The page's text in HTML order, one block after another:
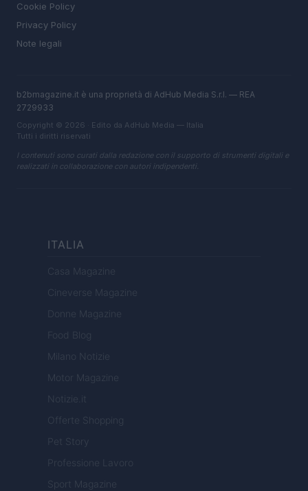
Cookie Policy
Privacy Policy
Note legali
b2bmagazine.it è una proprietà di AdHub Media S.r.l. — REA
2729933
Copyright © 2026 · Edito da AdHub Media — Italia
Tutti i diritti riservati
I contenuti sono curati dalla redazione con il supporto di strumenti digitali e
realizzati in collaborazione con autori indipendenti.
ITALIA
Casa Magazine
Cineverse Magazine
Donne Magazine
Food Blog
Milano Notizie
Motor Magazine
Notizie.it
Offerte Shopping
Pet Story
Professione Lavoro
Sport Magazine